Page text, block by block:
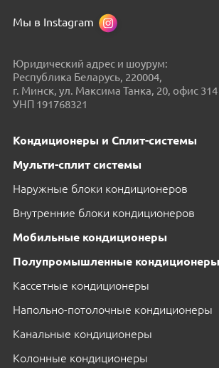
Мы в Instagram
Юридический адрес и шоурум:
Республика Беларусь, 220004,
г. Минск, ул. Максима Танка, 20, офис 314
УНП 191768321
Кондиционеры и Сплит-системы
Мульти-сплит системы
Наружные блоки кондиционеров
Внутренние блоки кондиционеров
Мобильные кондиционеры
Полупромышленные кондиционеры
Кассетные кондиционеры
Напольно-потолочные кондиционеры
Канальные кондиционеры
Колонные кондиционеры